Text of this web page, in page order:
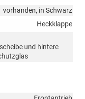
vorhanden, in Schwarz
Heckklappe
und hintere